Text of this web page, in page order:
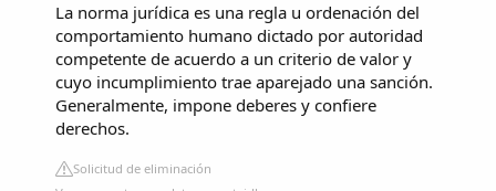
La norma jurídica es una regla u ordenación del
comportamiento humano dictado por autoridad
competente de acuerdo a un criterio de valor y
cuyo incumplimiento trae aparejado una sanción.
Generalmente, impone deberes y confiere
derechos.
Solicitud de eliminación